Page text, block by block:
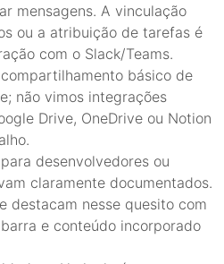
mensagens. A vinculação
ou a atribuição de tarefas é
com o Slack/Teams.
básico de
não vimos integrações
Drive, OneDrive ou Notion
desenvolvedores ou
claramente documentados.
destacam nesse quesito com
e conteúdo incorporado